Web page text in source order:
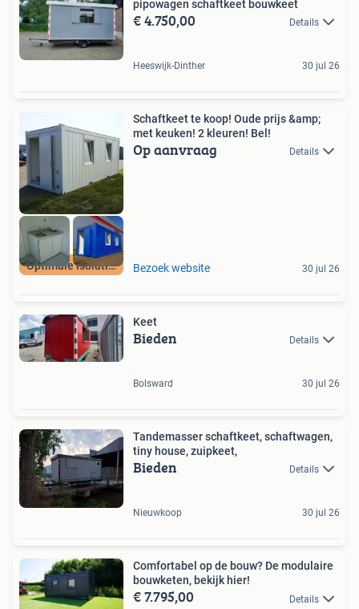
pipowagen schaftkeet bouwkeet
€ 4.750,00 Details
Heeswijk-Dinther 30 jul 26
Optimale isolatie!
Schaftkeet te koop! Oude prijs &amp;
met keuken! 2 kleuren! Bel!
Op aanvraag Details
Bezoek website 30 jul 26
Keet
Bieden Details
Bolsward 30 jul 26
Tandemasser schaftkeet, schaftwagen,
tiny house, zuipkeet,
Bieden Details
Nieuwkoop 30 jul 26
Comfortabel op de bouw? De modulaire
bouwketen, bekijk hier!
€ 7.795,00 Details